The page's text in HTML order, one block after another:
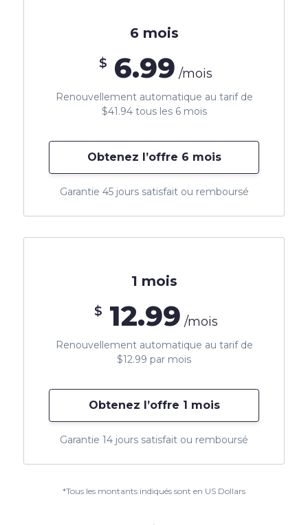
1 mois
$ 12.99 /mois
Renouvellement automatique au tarif de
$12.99 par mois
Obtenez l’offre 1 mois
Garantie 14 jours satisfait ou remboursé
6 mois
$ 6.99 /mois
Renouvellement automatique au tarif de
$41.94 tous les 6 mois
Obtenez l’offre 6 mois
Garantie 45 jours satisfait ou remboursé
*Tous les montants indiqués sont en US Dollars